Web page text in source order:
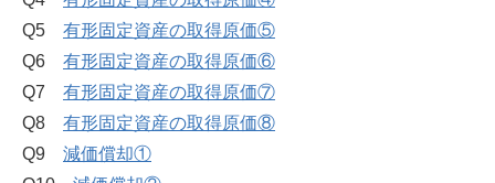
Q5 有形固定資産の取得原価⑤
Q6 有形固定資産の取得原価⑥
Q7 有形固定資産の取得原価⑦
Q8 有形固定資産の取得原価⑧
Q9 減価償却①